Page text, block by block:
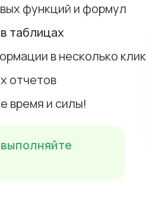
функций и формул
таблицах
в несколько
отчетов
время и силы!